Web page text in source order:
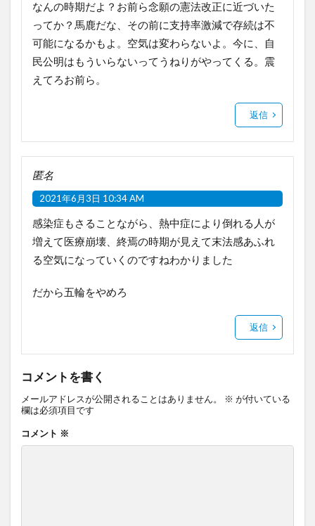
なんの時期だよ？お前ら念願の憲法改正に近づいた
ってか？馬鹿だな、その前に支持率激減で存続は不
可能になるかもよ。空気は変わらないよ。今に、自
民公明はもういらないってうねりがやってくる。震
えてろお前ら。
返信
匿名
2021年6月3日 10:34 AM
感染症もさることながら、熱中症により倒れる人が
増えて医療崩壊、終焉の時期が見えて末法感あふれ
る空気になっていくのですねわかりました
だから五輪をやめろ
返信
コメントを書く
メールアドレスが公開されることはありません。 ※ が付いている
欄は必須項目です
コメント ※